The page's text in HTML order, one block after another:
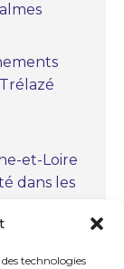
technologies
et-Loire
dans les